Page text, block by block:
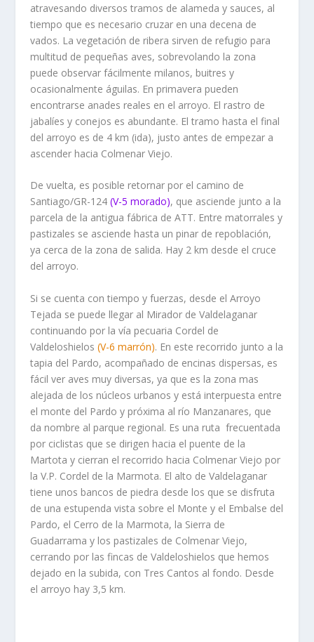
atravesando diversos tramos de alameda y sauces, al
tiempo que es necesario cruzar en una decena de
vados. La vegetación de ribera sirven de refugio para
multitud de pequeñas aves, sobrevolando la zona
puede observar fácilmente milanos, buitres y
ocasionalmente águilas. En primavera pueden
encontrarse anades reales en el arroyo. El rastro de
jabalíes y conejos es abundante. El tramo hasta el final
del arroyo es de 4 km (ida), justo antes de empezar a
ascender hacia Colmenar Viejo.
De vuelta, es posible retornar por el camino de
Santiago/GR-124 (V-5 morado), que asciende junto a la
parcela de la antigua fábrica de ATT. Entre matorrales y
pastizales se asciende hasta un pinar de repoblación,
ya cerca de la zona de salida. Hay 2 km desde el cruce
del arroyo.
Si se cuenta con tiempo y fuerzas, desde el Arroyo
Tejada se puede llegar al Mirador de Valdelaganar
continuando por la vía pecuaria Cordel de
Valdeloshielos (V-6 marrón). En este recorrido junto a la
tapia del Pardo, acompañado de encinas dispersas, es
fácil ver aves muy diversas, ya que es la zona mas
alejada de los núcleos urbanos y está interpuesta entre
el monte del Pardo y próxima al río Manzanares, que
da nombre al parque regional. Es una ruta frecuentada
por ciclistas que se dirigen hacia el puente de la
Martota y cierran el recorrido hacia Colmenar Viejo por
la V.P. Cordel de la Marmota. El alto de Valdelaganar
tiene unos bancos de piedra desde los que se disfruta
de una estupenda vista sobre el Monte y el Embalse del
Pardo, el Cerro de la Marmota, la Sierra de
Guadarrama y los pastizales de Colmenar Viejo,
cerrando por las fincas de Valdeloshielos que hemos
dejado en la subida, con Tres Cantos al fondo. Desde
el arroyo hay 3,5 km.